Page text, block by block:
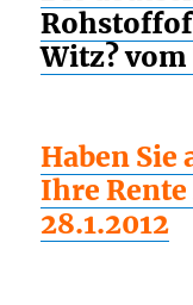
Witz? vom
Haben Sie
Ihre
28.1.2012